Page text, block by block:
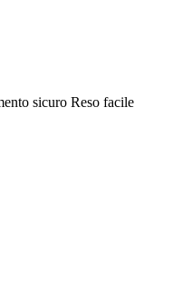
sicuro Reso facile